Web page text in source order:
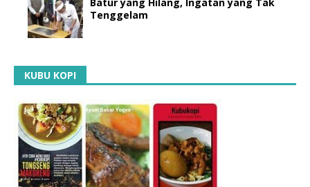
Tenggelam
KUBU KOPI